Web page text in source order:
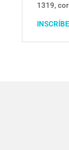
1319,